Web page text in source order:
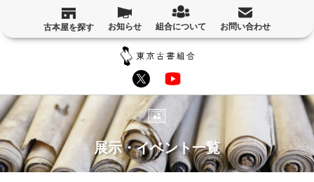
古本屋を探す お知らせ 組合について お問い合わせ
展示・イベント一覧